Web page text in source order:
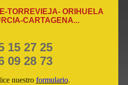
TORREVIEJA- ORIHUELA
CARTAGENA...
15 27 25
09 28 73
nuestro formulario.